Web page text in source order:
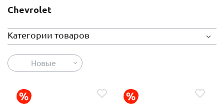
Сhevrolet
Категории товаров
Новые